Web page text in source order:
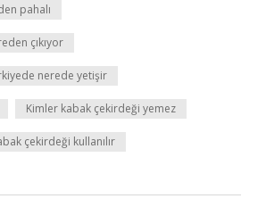
pahalı
çıkıyor
nerede yetişir
Kimler kabak çekirdeği yemez
çekirdeği kullanılır